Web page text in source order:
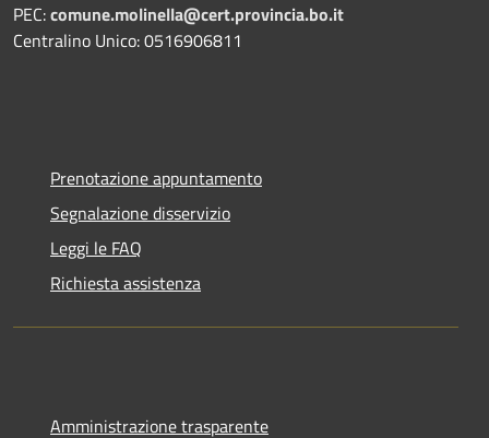
PEC:comune.molinella@cert.provincia.bo.it
Centralino Unico: 0516906811
Prenotazione appuntamento
Segnalazione disservizio
Leggi le FAQ
Richiesta assistenza
Amministrazione trasparente